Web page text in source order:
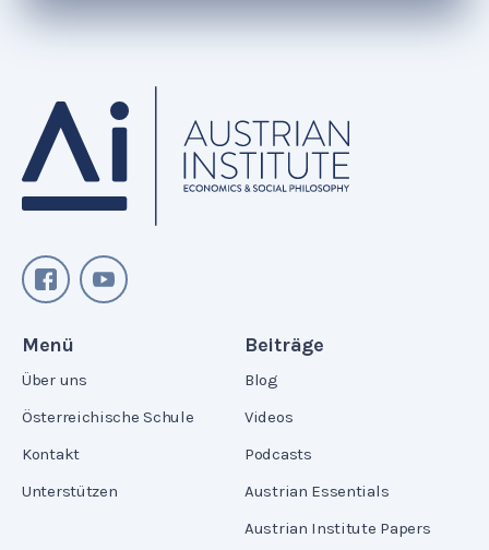
Menü
Über uns
Österreichische Schule
Kontakt
Unterstützen
Beiträge
Blog
Videos
Podcasts
Austrian Essentials
Austrian Institute Papers